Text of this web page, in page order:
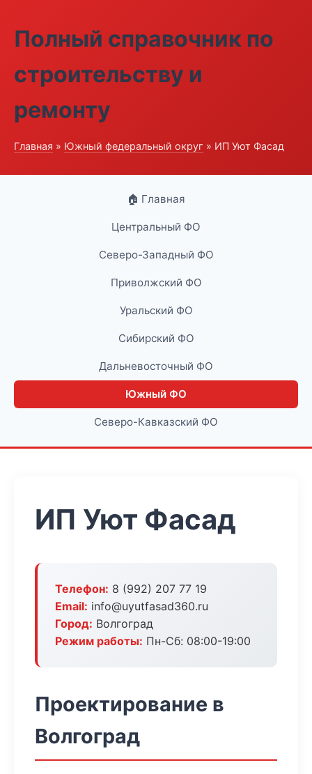
Полный справочник по
строительству и
ремонту
Главная » Южный федеральный округ » ИП Уют Фасад
🏠 Главная
Центральный ФО
Северо-Западный ФО
Приволжский ФО
Уральский ФО
Сибирский ФО
Дальневосточный ФО
Южный ФО
Северо-Кавказский ФО
ИП Уют Фасад
Телефон: 8 (992) 207 77 19
Email: info@uyutfasad360.ru
Город: Волгоград
Режим работы: Пн-Сб: 08:00-19:00
Проектирование в
Волгоград